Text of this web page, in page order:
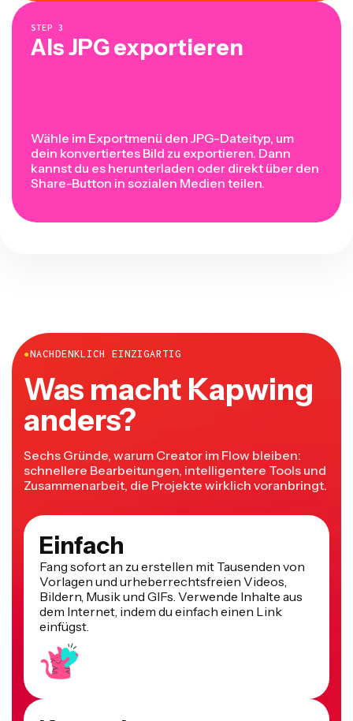
STEP 3
Als JPG exportieren
Wähle im Exportmenü den JPG-Dateityp, um
dein konvertiertes Bild zu exportieren. Dann
kannst du es herunterladen oder direkt über den
Share-Button in sozialen Medien teilen.
●NACHDENKLICH EINZIGARTIG
Was macht Kapwing
anders?
Sechs Gründe, warum Creator im Flow bleiben:
schnellere Bearbeitungen, intelligentere Tools und
Zusammenarbeit, die Projekte wirklich voranbringt.
Einfach
Fang sofort an zu erstellen mit Tausenden von
Vorlagen und urheberrechtsfreien Videos,
Bildern, Musik und GIFs. Verwende Inhalte aus
dem Internet, indem du einfach einen Link
einfügst.